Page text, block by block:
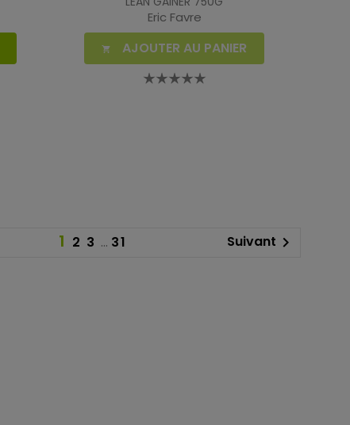
Eric Favre
 AJOUTER AU PANIER
1 2 3 … 31 Suivant 